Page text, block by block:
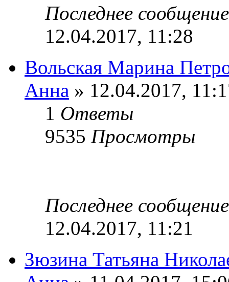
Последнее
12.04.2017, 11:28
Вольская Марина
Анна » 12.04.2017,
1 Ответы
9535 Просмотры
Последнее
12.04.2017, 11:21
Зюзина Татьяна